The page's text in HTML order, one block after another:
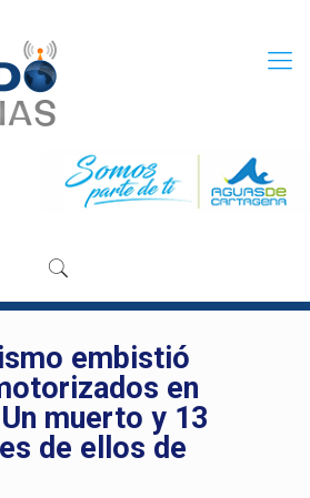
embistió
en
muerto y 13
de ellos de